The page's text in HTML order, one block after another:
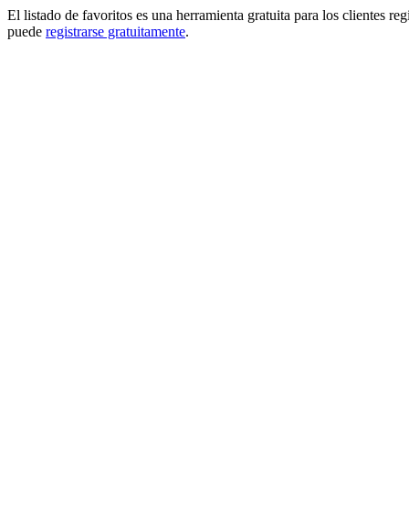
El listado de favoritos es una herramienta gratuita para los clientes
puede registrarse gratuitamente.